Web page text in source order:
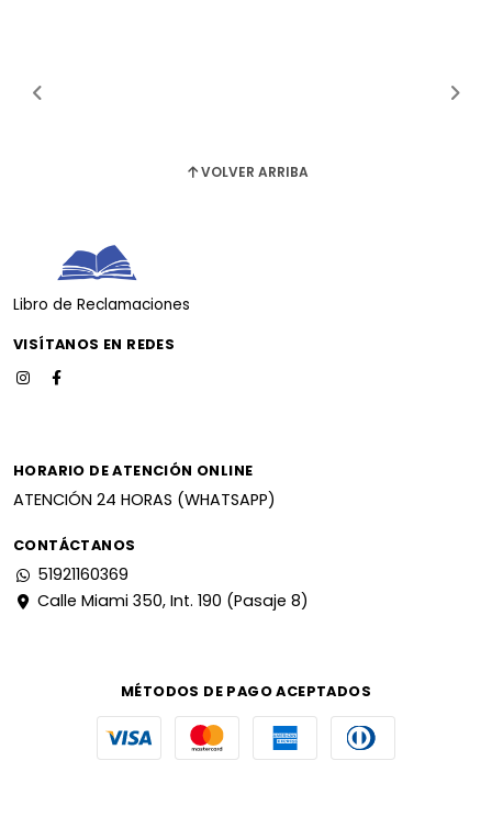
VOLVER ARRIBA
Libro de Reclamaciones
VISÍTANOS EN REDES
HORARIO DE ATENCIÓN ONLINE
ATENCIÓN 24 HORAS (WHATSAPP)
CONTÁCTANOS
51921160369
Calle Miami 350, Int. 190 (Pasaje 8)
MÉTODOS DE PAGO ACEPTADOS